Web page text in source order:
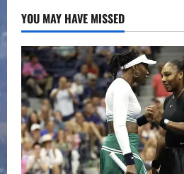
YOU MAY HAVE MISSED